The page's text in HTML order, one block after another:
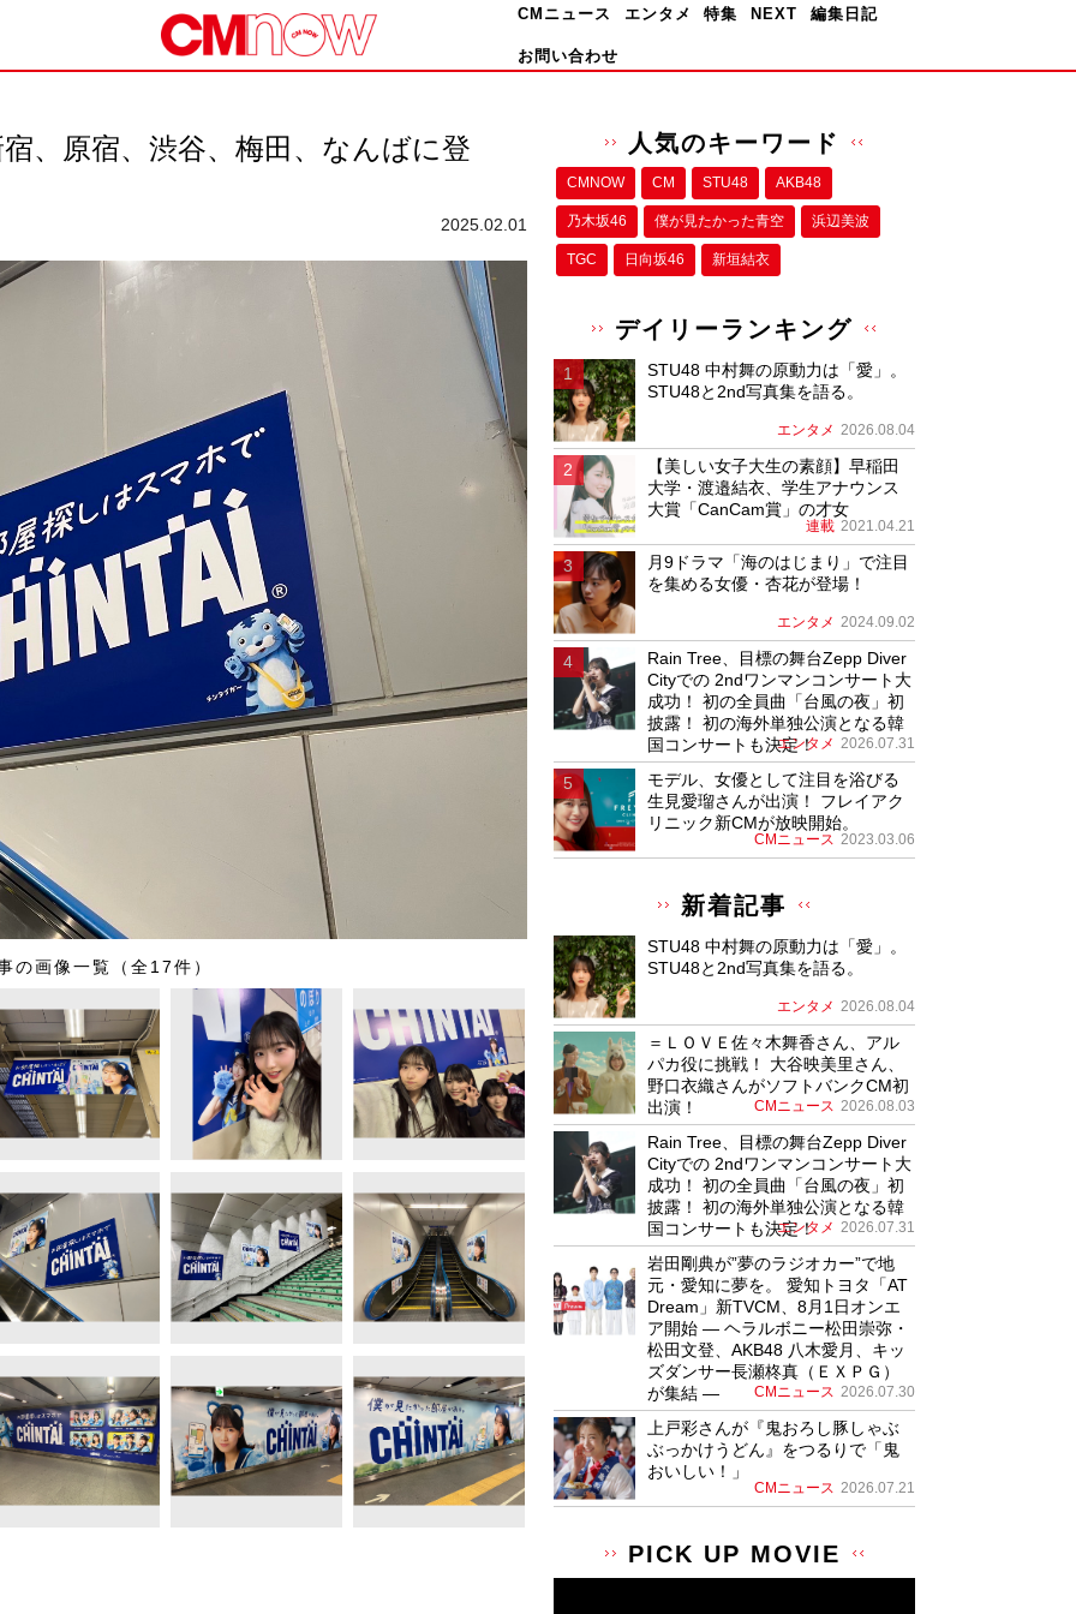
CMニュース エンタメ 特集 NEXT 編集日記
お問い合わせ
、原宿、渋谷、梅田、なんばに登
2025.02.01
の画像一覧（全17件）
人気のキーワード
CMNOW CM STU48 AKB48
乃木坂46 僕が⾒たかった⻘空 浜辺美波
TGC 日向坂46 新垣結衣
デイリーランキング
STU48 中村舞の原動力は「愛」。
STU48と2nd写真集を語る。
エンタメ 2026.08.04
【美しい女子大生の素顔】早稲田
大学・渡邉結衣、学生アナウンス
大賞「CanCam賞」の才女
連載 2021.04.21
月9ドラマ「海のはじまり」で注目
を集める女優・杏花が登場！
エンタメ 2024.09.02
Rain Tree、目標の舞台Zepp Diver
Cityでの 2ndワンマンコンサート大
成功！ 初の全員曲「台風の夜」初
披露！ 初の海外単独公演となる韓
国コンサートも決定！
エンタメ 2026.07.31
モデル、女優として注目を浴びる
生見愛瑠さんが出演！ フレイアク
リニック新CMが放映開始。
CMニュース 2023.03.06
新着記事
STU48 中村舞の原動力は「愛」。
STU48と2nd写真集を語る。
エンタメ 2026.08.04
＝ＬＯＶＥ佐々木舞香さん、アル
パカ役に挑戦！ 大谷映美里さん、
野口衣織さんがソフトバンクCM初
出演！
CMニュース 2026.08.03
Rain Tree、目標の舞台Zepp Diver
Cityでの 2ndワンマンコンサート大
成功！ 初の全員曲「台風の夜」初
披露！ 初の海外単独公演となる韓
国コンサートも決定！
エンタメ 2026.07.31
岩田剛典が”夢のラジオカー”で地
元・愛知に夢を。 愛知トヨタ「AT
Dream」新TVCM、8月1日オンエ
ア開始 ― ヘラルボニー松田崇弥・
松田文登、AKB48 八木愛月、キッ
ズダンサー長瀬柊真（ＥＸＰＧ）
が集結 ―
CMニュース 2026.07.30
上戸彩さんが『鬼おろし豚しゃぶ
ぶっかけうどん』をつるりで「鬼
おいしい！」
CMニュース 2026.07.21
PICK UP MOVIE